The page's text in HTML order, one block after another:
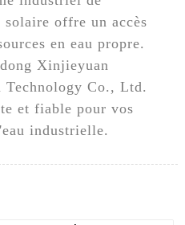
solaire offre un accès
en eau propre.
Xinjieyuan
Technology Co., Ltd.
et fiable pour vos
industrielle.